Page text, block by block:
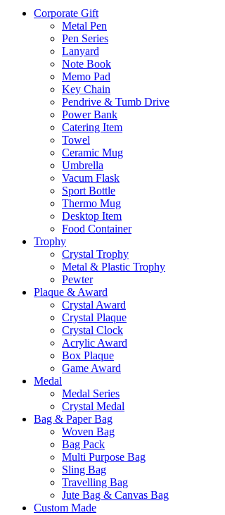
Corporate Gift
Metal Pen
Pen Series
Lanyard
Note Book
Memo Pad
Key Chain
Pendrive & Tumb Drive
Power Bank
Catering Item
Towel
Ceramic Mug
Umbrella
Vacum Flask
Sport Bottle
Thermo Mug
Desktop Item
Food Container
Trophy
Crystal Trophy
Metal & Plastic Trophy
Pewter
Plaque & Award
Crystal Award
Crystal Plaque
Crystal Clock
Acrylic Award
Box Plaque
Game Award
Medal
Medal Series
Crystal Medal
Bag & Paper Bag
Woven Bag
Bag Pack
Multi Purpose Bag
Sling Bag
Travelling Bag
Jute Bag & Canvas Bag
Custom Made